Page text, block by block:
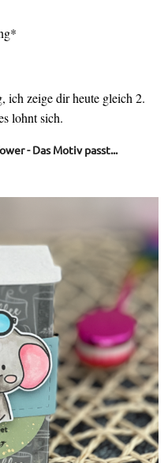
ich zeige dir heute gleich 2.
lohnt sich.
- Das Motiv passt...